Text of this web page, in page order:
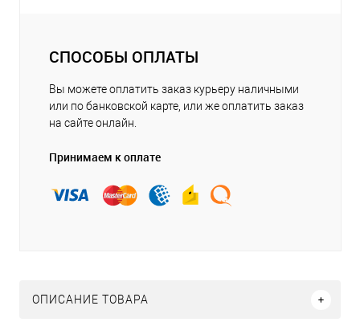
СПОСОБЫ ОПЛАТЫ
Вы можете оплатить заказ курьеру наличными
или по банковской карте, или же оплатить заказ
на сайте онлайн.
Принимаем к оплате
ОПИСАНИЕ ТОВАРА